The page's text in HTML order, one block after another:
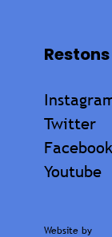
Twitter
Facebook
Youtube
Website by